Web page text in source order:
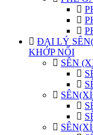
ĐẠI LÝ
KHỚP NỐI
SÊN